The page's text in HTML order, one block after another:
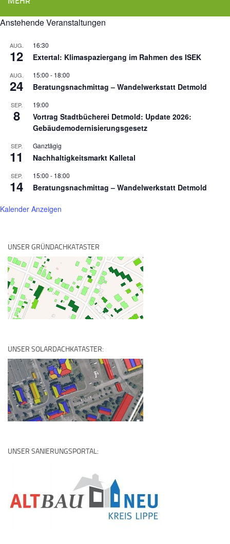
Anstehende Veranstaltungen
AUG.
12
16:30
Extertal: Klimaspaziergang im Rahmen des ISEK
AUG.
24
15:00 - 18:00
Beratungsnachmittag – Wandelwerkstatt Detmold
SEP.
8
19:00
Vortrag Stadtbücherei Detmold: Update 2026:
Gebäudemodernisierungsgesetz
SEP.
11
Ganztägig
Nachhaltigkeitsmarkt Kalletal
SEP.
14
15:00 - 18:00
Beratungsnachmittag – Wandelwerkstatt Detmold
Kalender Anzeigen
UNSER GRÜNDACHKATASTER
UNSER SOLARDACHKATASTER:
UNSER SANIERUNGSPORTAL: